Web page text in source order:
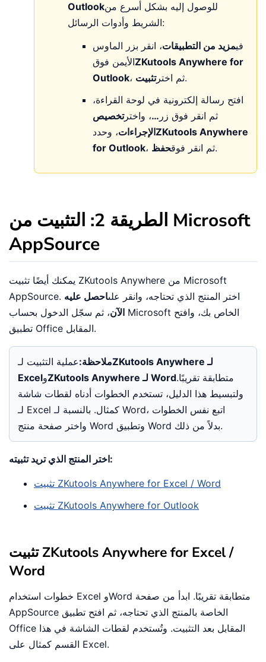
Outlookللوصول إليه بشكل أسرع من
الشريط وأدوات الرسائل:
فيمزيد من التطبيقات، انقر بزر الماوس
الأيمن فوقZKutools Anywhere for
Outlook
، ثم اخترتثبيت
.
افتح رسالة إلكترونية في لوحة القراءة،
ثم انقر فوق زر …، واخترتخصيص
الإجراءات، وحدد
ZKutools Anywhere
for Outlook
، ثم انقر فوقحفظ .
الطريقة 2: التثبيت من Microsoft
AppSource
يمكنك أيضًا تثبيت ZKutools Anywhere من Microsoft
AppSource. اختر المنتج الذي تحتاجه، وانقر علىاحصل عليه
الآن، ثم سجّل الدخول بحساب Microsoft الخاص بك، وافتح
تطبيق Office المقابل.
ملاحظة:عملية التثبيت لـ
ZKutools Anywhere لـ
Excelو ZKutools Anywhere لـ Wordمتطابقة تقريبًا.
ولتبسيط هذا الدليل، تستخدم الخطوات أدناه لقطات شاشة
لـ Excel كمثال. بالنسبة لـ Word، اتبع نفس الخطوات
واختر صفحة منتج Word وتطبيق Word بدلاً من ذلك.
اختر المنتج الذي تريد تثبيته:
تثبيت ZKutools Anywhere for Excel / Word
تثبيت ZKutools Anywhere for Outlook
تثبيت ZKutools Anywhere for Excel /
Word
خطوات استخدام Excel وWord متطابقة تقريبًا. ابدأ من صفحة
AppSource الخاصة بالمنتج الذي تحتاجه، ثم افتح تطبيق
Office المقابل بعد التثبيت. وتُستخدم لقطات الشاشة في هذا
القسم كمثال على Excel.